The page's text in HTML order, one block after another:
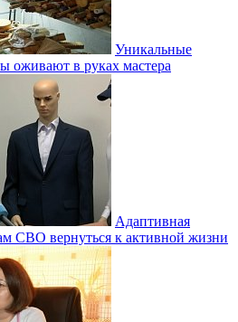
Уникальные
оживают в руках мастера
Адаптивная
СВО вернуться к активной жизни